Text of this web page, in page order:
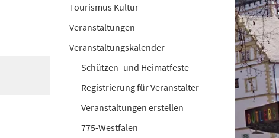
Tourismus Kultur
Veranstaltungen
Veranstaltungskalender
Schützen- und Heimatfeste
Registrierung für Veranstalter
Veranstaltungen erstellen
775-Westfalen